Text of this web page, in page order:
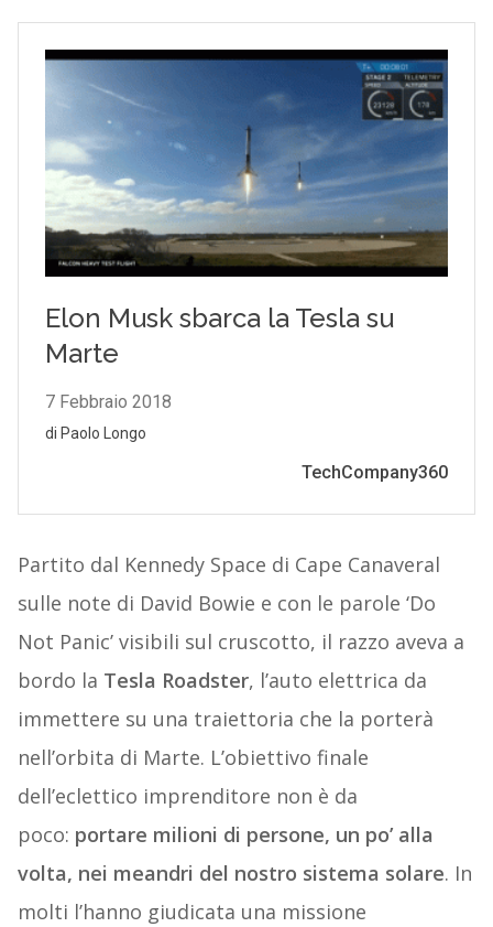
Partito dal Kennedy Space di Cape Canaveral
sulle note di David Bowie e con le parole ‘Do
Not Panic’ visibili sul cruscotto, il razzo aveva a
bordo la Tesla Roadster, l’auto elettrica da
immettere su una traiettoria che la porterà
nell’orbita di Marte. L’obiettivo finale
dell’eclettico imprenditore non è da
poco: portare milioni di persone, un po’ alla
volta, nei meandri del nostro sistema solare. In
molti l’hanno giudicata una missione